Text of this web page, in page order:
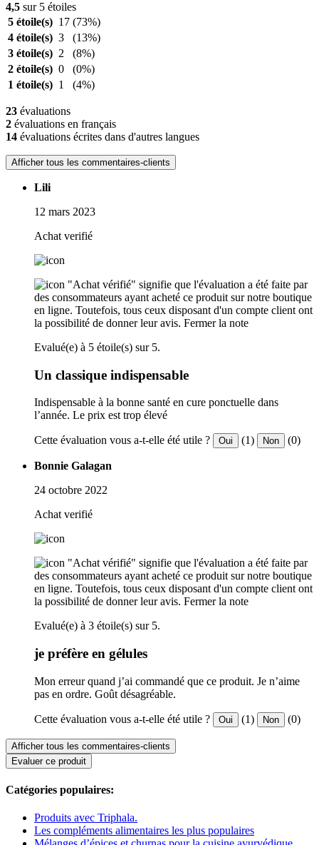
4,5 sur 5 étoiles
5 étoile(s) 17 (73%)
4 étoile(s) 3
(13%)
3 étoile(s) 2
(8%)
2 étoile(s) 0
(0%)
1 étoile(s) 1 (4%)
23 évaluations
2 évaluations en français
14 évaluations écrites dans d'autres langues
Afficher tous les commentaires-clients
Lili
12 mars 2023
Achat verifié
"Achat vérifié" signifie que l'évaluation a été faite par
des consommateurs ayant acheté ce produit sur notre boutique
en ligne. Toutefois, tous ceux disposant d'un compte client ont
la possibilité de donner leur avis. Fermer la note
Evalué(e) à 5 étoile(s) sur 5.
Un classique indispensable
Indispensable à la bonne santé en cure ponctuelle dans
l’année. Le prix est trop élevé
Cette évaluation vous a-t-elle été utile ? Oui (1) Non (0)
Bonnie Galagan
24 octobre 2022
Achat verifié
"Achat vérifié" signifie que l'évaluation a été faite par
des consommateurs ayant acheté ce produit sur notre boutique
en ligne. Toutefois, tous ceux disposant d'un compte client ont
la possibilité de donner leur avis. Fermer la note
Evalué(e) à 3 étoile(s) sur 5.
je préfère en gélules
Mon erreur quand j’ai commandé que ce produit. Je n’aime
pas en ordre. Goût désagréable.
Cette évaluation vous a-t-elle été utile ? Oui (1) Non (0)
Afficher tous les commentaires-clients
Evaluer ce produit
Catégories populaires:
Produits avec Triphala.
Les compléments alimentaires les plus populaires